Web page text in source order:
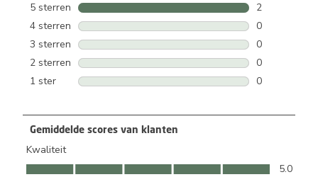
5 sterren sterren
2
2
4 sterren sterren
0
0
3 sterren sterren
0
0
2 sterren sterren
0
0
1 ster sterren
0
Gemiddelde scores van klanten
Kwaliteit
Kwaliteit, 5.0 van 5
5.0